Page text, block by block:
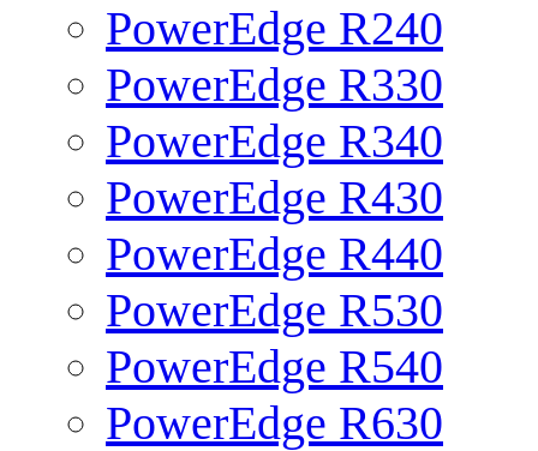
PowerEdge R240
PowerEdge R330
PowerEdge R340
PowerEdge R430
PowerEdge R440
PowerEdge R530
PowerEdge R540
PowerEdge R630